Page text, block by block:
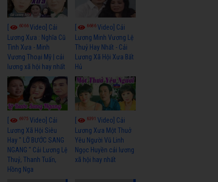
6066Video] Cải
Lương Xưa : Nghĩa Cũ
Tình Xưa - Minh
Vương Thoại Mỹ | cải
lương xã hội hay nhất
6686Video] Cải
Lương Minh Vương Lệ
Thuỷ Hay Nhất - Cải
Lương Xã Hội Xưa Bất
Hủ
6975 Video] Cải
Lương Xã Hội Siêu
Hay " LỠ BƯỚC SANG
NGANG " Cải Lương Lệ
Thuỷ, Thanh Tuấn,
Hồng Nga
6391Video] Cải
Lương Xưa Một Thuở
Yêu Người Vũ Linh
Ngọc Huyền cải lương
xã hội hay nhất